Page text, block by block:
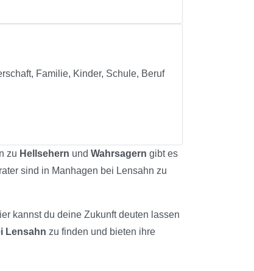
Familie, Kinder, Schule, Beruf
zu Hellsehern und Wahrsagern gibt es
sind in Manhagen bei Lensahn zu
kannst du deine Zukunft deuten lassen
Lensahn zu finden und bieten ihre